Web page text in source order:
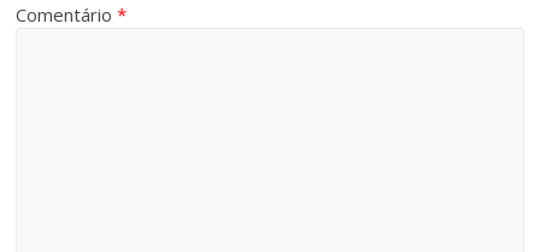
Comentário*